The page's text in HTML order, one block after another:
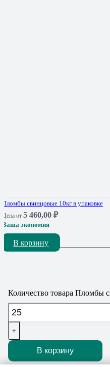
Количество товара Пломбы
+
В корзину
Пломбы свинцовые 10кг в упаковке
Цена от 5 460,00 ₽
Ваша экономия
В корзину